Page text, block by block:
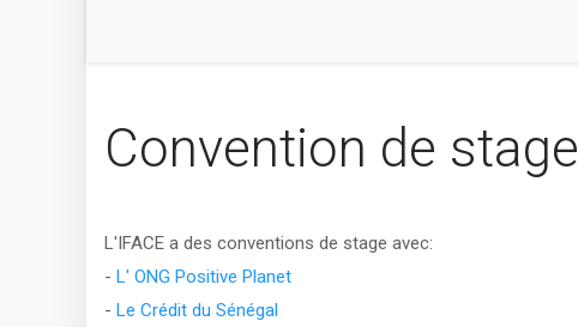
Convention de stage
L'IFACE a des conventions de stage avec:
- L' ONG Positive Planet
- Le Crédit du Sénégal